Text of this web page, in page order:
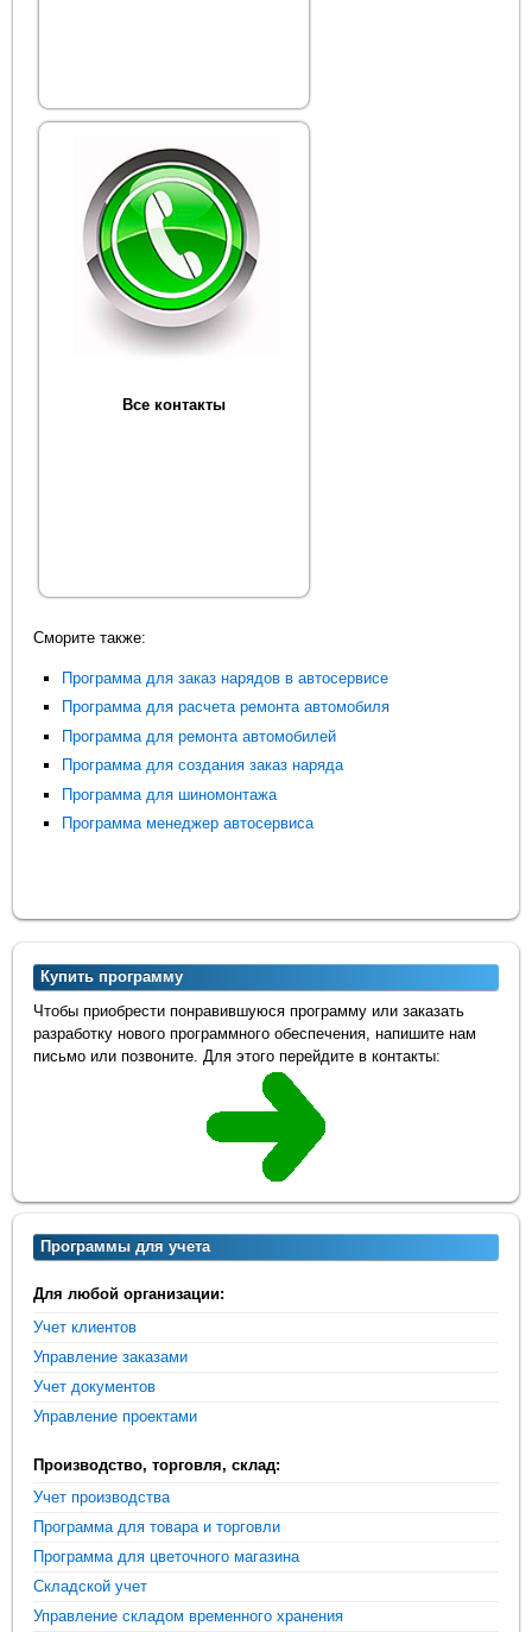
Все контакты
Сморите также:
Программа для заказ нарядов в автосервисе
Программа для расчета ремонта автомобиля
Программа для ремонта автомобилей
Программа для создания заказ наряда
Программа для шиномонтажа
Программа менеджер автосервиса
Купить программу
Чтобы приобрести понравившуюся программу или заказать
разработку нового программного обеспечения, напишите нам
письмо или позвоните. Для этого перейдите в контакты:
Программы для учета
Для любой организации:
Учет клиентов
Управление заказами
Учет документов
Управление проектами
Производство, торговля, склад:
Учет производства
Программа для товара и торговли
Программа для цветочного магазина
Складской учет
Управление складом временного хранения